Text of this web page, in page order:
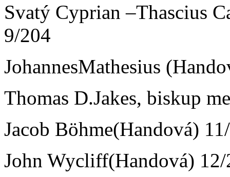
Svatý Cyprian –Thascius
9/204
JohannesMathesius
Thomas D.Jakes, biskup
Jacob Böhme(Handová)
John Wycliff(Handová) 12/